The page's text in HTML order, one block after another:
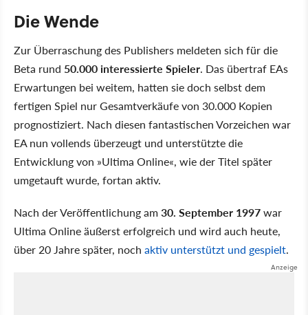
Die Wende
Zur Überraschung des Publishers meldeten sich für die
Beta rund 50.000 interessierte Spieler. Das übertraf EAs
Erwartungen bei weitem, hatten sie doch selbst dem
fertigen Spiel nur Gesamtverkäufe von 30.000 Kopien
prognostiziert. Nach diesen fantastischen Vorzeichen war
EA nun vollends überzeugt und unterstützte die
Entwicklung von »Ultima Online«, wie der Titel später
umgetauft wurde, fortan aktiv.
Nach der Veröffentlichung am30. September 1997war
Ultima Online äußerst erfolgreich und wird auch heute,
über 20 Jahre später, noch aktiv unterstützt und gespielt.